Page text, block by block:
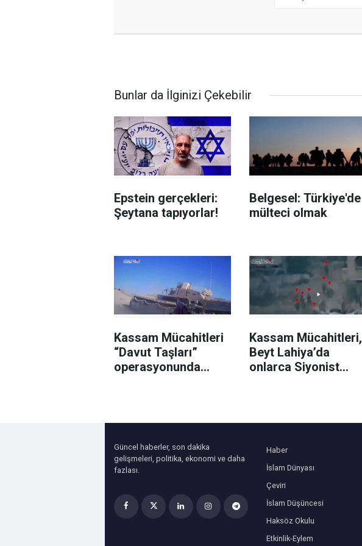
Bunlar da İlginizi Çekebilir
Epstein gerçekleri:
Şeytana tapıyorlar!
Belgesel: Türkiye'de
mülteci olmak
Kassam Mücahitleri
“Davut Taşları”
operasyonunda
Kassam Mücahitleri,
Beyt Lahiya’da
onlarca Siyonist
Güncel haberler, son dakika
gelişmeleri, politika, ekonomi ve daha
fazlası.
Haber
İslam Dünyası
Çeviri
İslam Düşüncesi
Haksöz Okulu
Etkinlik-Eylem